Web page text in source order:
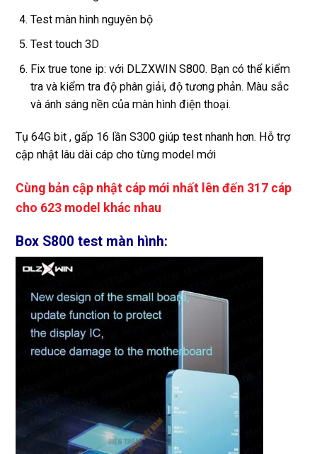
Test màn hình nguyên bộ
Test touch 3D
Fix true tone ip: với DLZXWIN S800. Bạn có thể kiểm
tra và kiểm tra độ phân giải, độ tương phản. Màu sắc
và ánh sáng nền của màn hình điện thoại.
Tụ 64G bit , gấp 16 lần S300 giúp test nhanh hơn. Hỗ trợ
cập nhật lâu dài cáp cho từng model mới
Cùng bản cập nhật cáp mới nhất lên đến 317 cáp
cho 623 model khác nhau
Box S800 test màn hình: